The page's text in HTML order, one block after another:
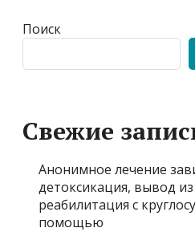
Поиск
Свежие
Анонимное лечение
детоксикация, вывод
реабилитация с
помощью